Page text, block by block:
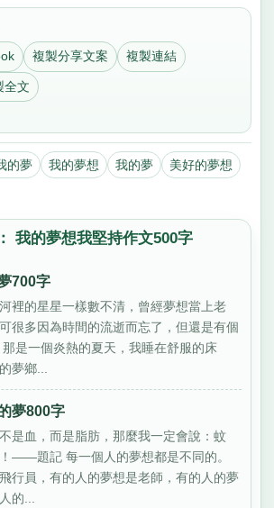
複製分享文案 複製連結
全文
的夢 我的夢想 我的夢
美好的夢想
我的夢想我堅持作文500字
700字
裡的星星一樣數不清，曾經夢想當上老
很多因為時間的流逝而忘了，但還是有個
是一個炎熱的夏天，我睡在舒服的床
夢鄉...
夢800字
是血，而是脂肪，那麼我一定會說：蚊
——題記 每一個人的夢想都是不同的。
行員，有的人的夢想是老師，有的人的夢
的...